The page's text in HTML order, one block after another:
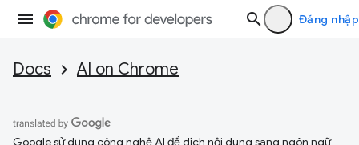
Đăng nhập
Docs AI on Chrome
Google sử dụng công nghệ AI để dịch nội dung sang ngôn ngữ